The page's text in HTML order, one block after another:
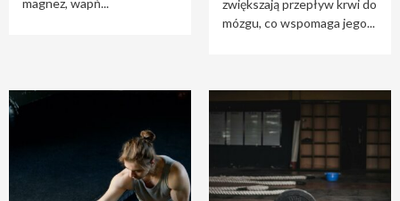
magnez, wapń...
zwiększają przepływ krwi do
mózgu, co wspomaga jego...